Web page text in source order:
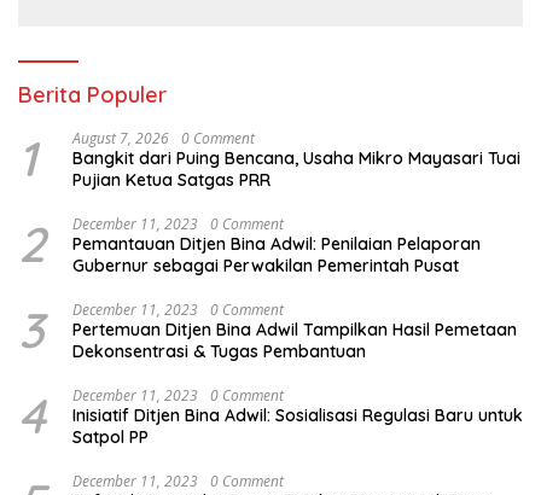
Berita Populer
1 August 7, 2026 0 Comment
Bangkit dari Puing Bencana, Usaha Mikro Mayasari Tuai
Pujian Ketua Satgas PRR
2 December 11, 2023 0 Comment
Pemantauan Ditjen Bina Adwil: Penilaian Pelaporan
Gubernur sebagai Perwakilan Pemerintah Pusat
3 December 11, 2023 0 Comment
Pertemuan Ditjen Bina Adwil Tampilkan Hasil Pemetaan
Dekonsentrasi & Tugas Pembantuan
4 December 11, 2023 0 Comment
Inisiatif Ditjen Bina Adwil: Sosialisasi Regulasi Baru untuk
Satpol PP
December 11, 2023 0 Comment